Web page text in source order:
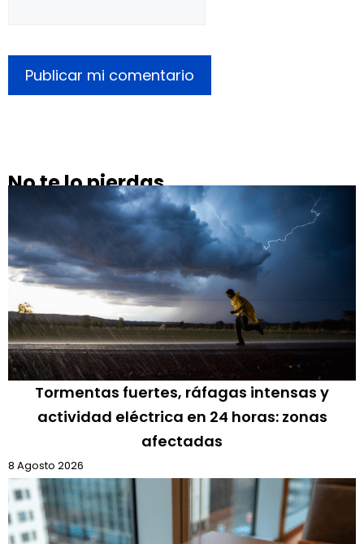
No te lo pierdas
Tormentas fuertes, ráfagas intensas y
actividad eléctrica en 24 horas: zonas
afectadas
8 Agosto 2026